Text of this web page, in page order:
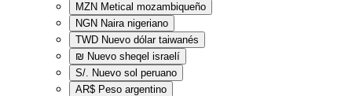
MZN Metical mozambiqueño
NGN Naira nigeriano
TWD Nuevo dólar taiwanés
₪ Nuevo sheqel israelí
S/. Nuevo sol peruano
AR$ Peso argentino